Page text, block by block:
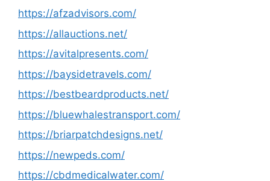
https://afzadvisors.com/
https://allauctions.net/
https://avitalpresents.com/
https://baysidetravels.com/
https://bestbeardproducts.net/
https://bluewhalestransport.com/
https://briarpatchdesigns.net/
https://newpeds.com/
https://cbdmedicalwater.com/